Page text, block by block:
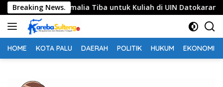
Langsung
ke
konten
Breaking News.
Somalia Tiba untuk Kuliah di UIN Datokarama
HOME KOTA PALU DAERAH POLITIK HUKUM EKONOMI